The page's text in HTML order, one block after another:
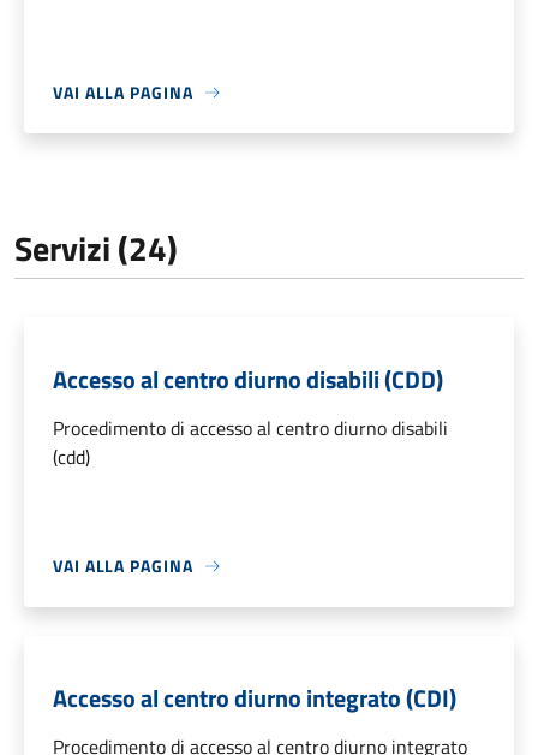
VAI ALLA PAGINA
Servizi (24)
Accesso al centro diurno disabili (CDD)
Procedimento di accesso al centro diurno disabili
(cdd)
VAI ALLA PAGINA
Accesso al centro diurno integrato (CDI)
Procedimento di accesso al centro diurno integrato